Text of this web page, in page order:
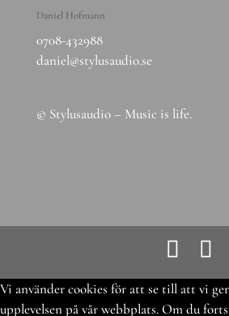
Daniel Hofmann
0708-432988
daniel@stylusaudio.se
© Stylusaudio – Music is life.
Vi använder cookies för att se till att vi
upplevelsen på vår webbplats. Om du